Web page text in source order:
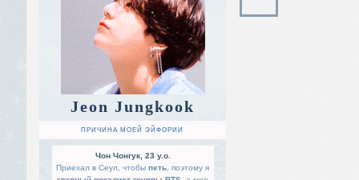
Jeon Jungkook
ПРИЧИНА МОЕЙ ЭЙФОРИИ
Чон Чонгук, 23 y.o.
Приехал в Сеул, чтобы петь , поэтому я